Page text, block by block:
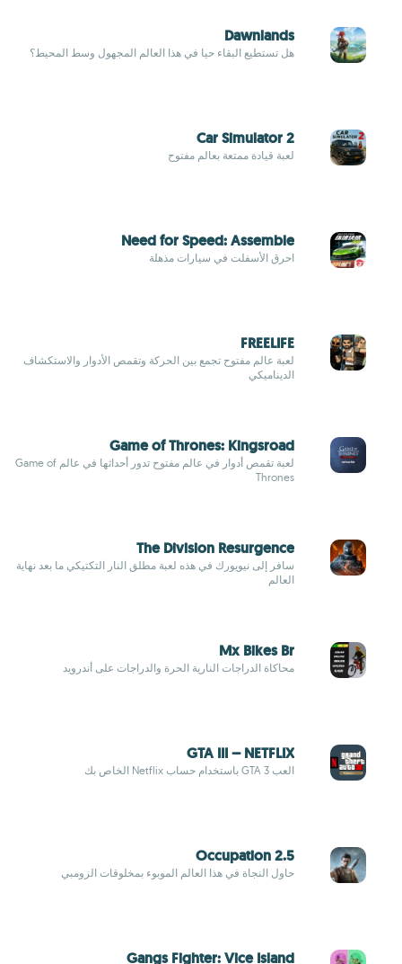
Dawnlands
هل تستطيع البقاء حيا في هذا العالم المجهول وسط المحيط؟
Car Simulator 2
لعبة قيادة ممتعة بعالم مفتوح
Need for Speed: Assemble
احرق الأسفلت في سيارات مذهلة
FREELIFE
لعبة عالم مفتوح تجمع بين الحركة وتقمص الأدوار والاستكشاف
الديناميكي
Game of Thrones: Kingsroad
لعبة تقمص أدوار في عالم مفتوح تدور أحداثها في عالم Game of
Thrones
The Division Resurgence
سافر إلى نيويورك في هذه لعبة مطلق النار التكتيكي ما بعد نهاية
العالم
Mx Bikes Br
محاكاة الدراجات النارية الحرة والدراجات على أندرويد
GTA III – NETFLIX
العب GTA 3 باستخدام حساب Netflix الخاص بك
Occupation 2.5
حاول النجاة في هذا العالم الموبوء بمخلوقات الزومبي
Gangs Fighter: Vice Island